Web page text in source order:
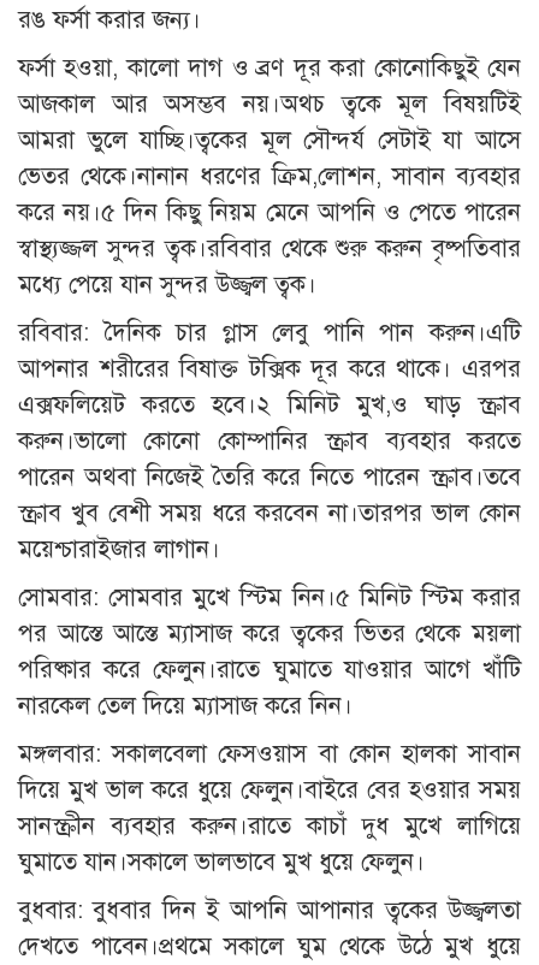
রঙ ফর্সা করার জন্য।
ফর্সা হওয়া, কালো দাগ ও ব্রণ দূর করা কোনোকিছুই যেন
আজকাল আর অসম্ভব নয়।অথচ ত্বকে মূল বিষয়টিই
আমরা ভুলে যাচ্ছি।ত্বকের মূল সৌন্দর্য সেটাই যা আসে
ভেতর থেকে।নানান ধরণের ক্রিম,লোশন, সাবান ব্যবহার
করে নয়।৫ দিন কিছু নিয়ম মেনে আপনি ও পেতে পারেন
স্বাস্থ্যজ্জল সুন্দর ত্বক।রবিবার থেকে শুরু করুন বৃষ্পতিবার
মধ্যে পেয়ে যান সুন্দর উজ্জ্বল ত্বক।
রবিবার: দৈনিক চার গ্লাস লেবু পানি পান করুন।এটি
আপনার শরীরের বিষাক্ত টক্সিক দূর করে থাকে। এরপর
এক্সফলিয়েট করতে হবে।২ মিনিট মুখ,ও ঘাড় স্ক্রাব
করুন।ভালো কোনো কোম্পানির স্ক্রাব ব্যবহার করতে
পারেন অথবা নিজেই তৈরি করে নিতে পারেন স্ক্রাব।তবে
স্ক্রাব খুব বেশী সময় ধরে করবেন না।তারপর ভাল কোন
ময়েশ্চারাইজার লাগান।
সোমবার: সোমবার মুখে স্টিম নিন।৫ মিনিট স্টিম করার
পর আস্তে আস্তে ম্যাসাজ করে ত্বকের ভিতর থেকে ময়লা
পরিষ্কার করে ফেলুন।রাতে ঘুমাতে যাওয়ার আগে খাঁটি
নারকেল তেল দিয়ে ম্যাসাজ করে নিন।
মঙ্গলবার: সকালবেলা ফেসওয়াস বা কোন হালকা সাবান
দিয়ে মুখ ভাল করে ধুয়ে ফেলুন।বাইরে বের হওয়ার সময়
সানস্ক্রীন ব্যবহার করুন।রাতে কাচাঁ দুধ মুখে লাগিয়ে
ঘুমাতে যান।সকালে ভালভাবে মুখ ধুয়ে ফেলুন।
বুধবার: বুধবার দিন ই আপনি আপানার ত্বকের উজ্জ্বলতা
দেখতে পাবেন।প্রথমে সকালে ঘুম থেকে উঠে মুখ ধুয়ে